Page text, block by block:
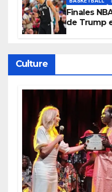
Finales
de Trump
Culture